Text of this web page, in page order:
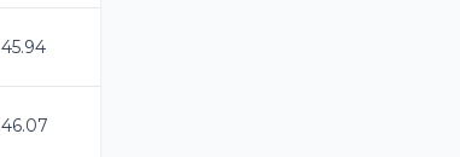
45.94
46.07